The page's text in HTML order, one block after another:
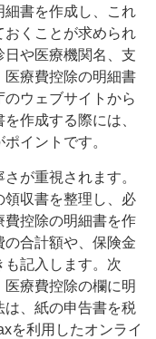
細書を作成し、これ
おくことが求められ
日や医療機関名、支
医療費控除の明細書
ウェブサイトから
作成する際には、
イントです。
が重視されます。
領収書を整理し、必
費控除の明細書を作
の合計額や、保険金
記入します。次
療費控除の欄に明
は、紙の申告書を税
を利用したオンライ